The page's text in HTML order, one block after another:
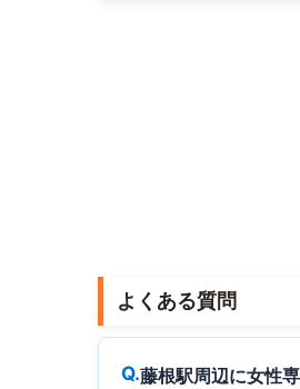
よくある質問
藤根駅周辺に女性